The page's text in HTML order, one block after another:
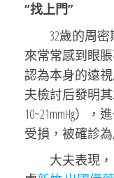
“找上門”
32歲的周
來常常感到眼
認為本身的遠
夫檢討后發明其
10~21mmHg）
受損，被確診
大夫表現